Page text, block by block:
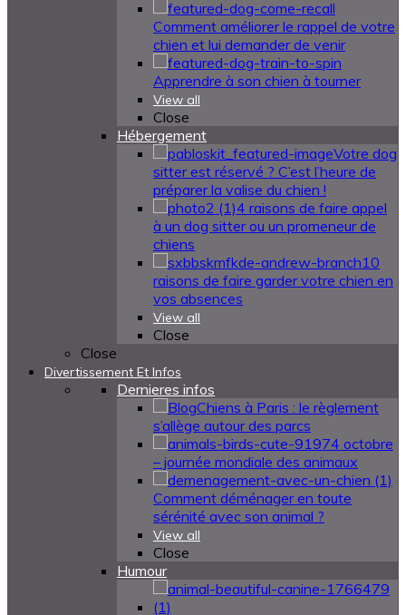
Comment améliorer le rappel de votre
chien et lui demander de venir
Apprendre à son chien à tourner
View all
Close
Hébergement
Votre dog
sitter est réservé ? C’est l’heure de
préparer la valise du chien !
4 raisons de faire appel
à un dog sitter ou un promeneur de
chiens
10
raisons de faire garder votre chien en
vos absences
View all
Close
Close
Divertissement Et Infos
Dernieres infos
Chiens à Paris : le règlement
s’allège autour des parcs
4 octobre
– journée mondiale des animaux
Comment déménager en toute
sérénité avec son animal ?
View all
Close
Humour